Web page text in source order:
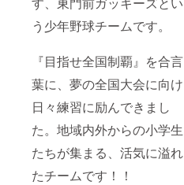
う少年野球チームです。
『目指せ全国制覇』を合言
葉に、夢の全国大会に向け
日々練習に励んできまし
た。地域内外からの小学生
たちが集まる、活気に溢れ
たチームです！！